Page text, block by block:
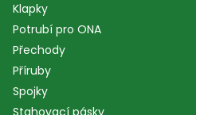
Klapky
Potrubí pro ONA
Přechody
Příruby
Spojky
Stahovací pásky